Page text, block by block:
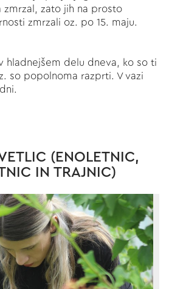
zato jih na prosto
zmrzali oz. po 15. maju.
hladnejšem delu dneva, ko so ti
so popolnoma razprti. V vazi
(ENOLETNIC,
IN TRAJNIC)